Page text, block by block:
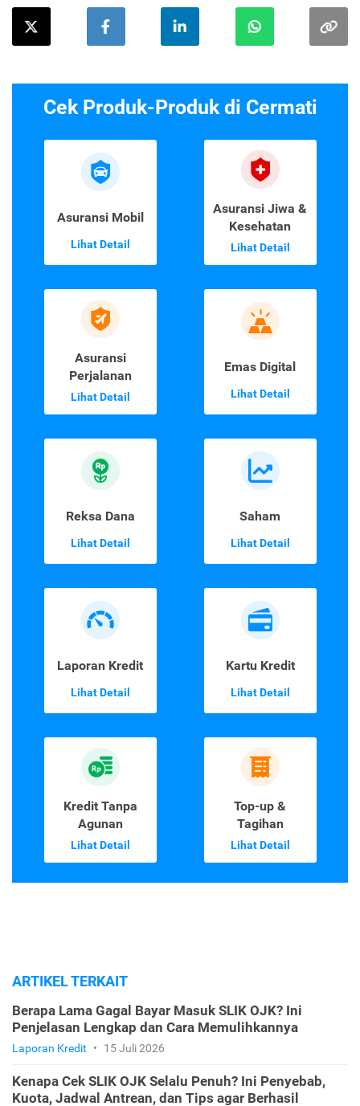
Cek Produk-Produk di Cermati
Asuransi Mobil
Lihat Detail
Asuransi Jiwa &
Kesehatan
Lihat Detail
Asuransi
Perjalanan
Lihat Detail
Emas Digital
Lihat Detail
Reksa Dana
Lihat Detail
Saham
Lihat Detail
Laporan Kredit
Lihat Detail
Kartu Kredit
Lihat Detail
Kredit Tanpa
Agunan
Lihat Detail
Top-up &
Tagihan
Lihat Detail
ARTIKEL TERKAIT
Berapa Lama Gagal Bayar Masuk SLIK OJK? Ini
Penjelasan Lengkap dan Cara Memulihkannya
Laporan Kredit • 15 Juli 2026
Kenapa Cek SLIK OJK Selalu Penuh? Ini Penyebab,
Kuota, Jadwal Antrean, dan Tips agar Berhasil